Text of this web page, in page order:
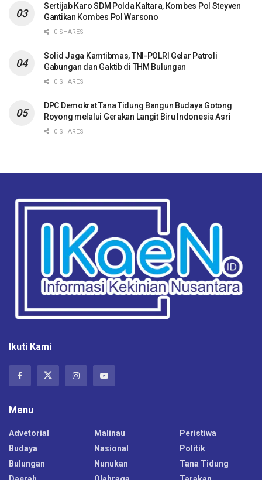
Sertijab Karo SDM Polda Kaltara, Kombes Pol Steyven
Gantikan Kombes Pol Warsono
0 SHARES
Solid Jaga Kamtibmas, TNI-POLRI Gelar Patroli
Gabungan dan Gaktib di THM Bulungan
0 SHARES
DPC Demokrat Tana Tidung Bangun Budaya Gotong
Royong melalui Gerakan Langit Biru Indonesia Asri
0 SHARES
Ikuti Kami
Menu
Advetorial
Budaya
Bulungan
Malinau
Nasional
Nunukan
Peristiwa
Politik
Tana Tidung